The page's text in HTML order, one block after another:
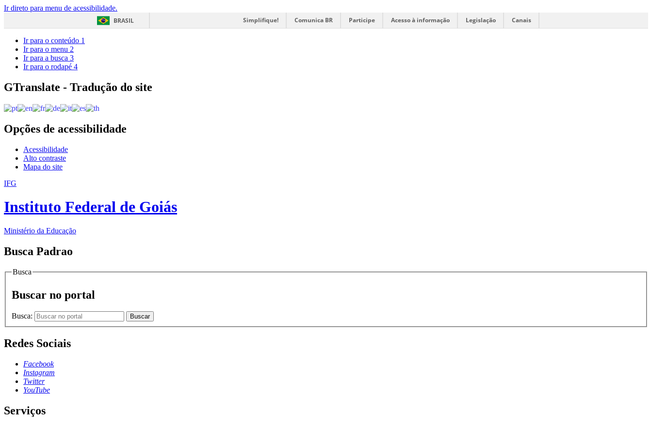
Ir direto para menu de acessibilidade.
BRASIL
Simplifique! Comunica BR Participe Acesso à informação Legislação Canais
Ir para o conteúdo 1
Ir para o menu 2
Ir para a busca 3
Ir para o rodapé 4
GTranslate - Tradução do site
Opções de acessibilidade
Acessibilidade
Alto contraste
Mapa do site
IFG
Instituto Federal de Goiás
Ministério da Educação
Busca Padrao
Busca
Buscar no portal
Busca: Buscar
Redes Sociais
Facebook
Instagram
Twitter
YouTube
Serviços